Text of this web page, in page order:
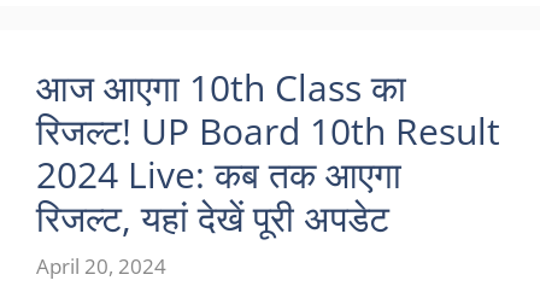
आज आएगा 10th Class का
रिजल्ट! UP Board 10th Result
2024 Live: कब तक आएगा
रिजल्ट, यहां देखें पूरी अपडेट
April 20, 2024